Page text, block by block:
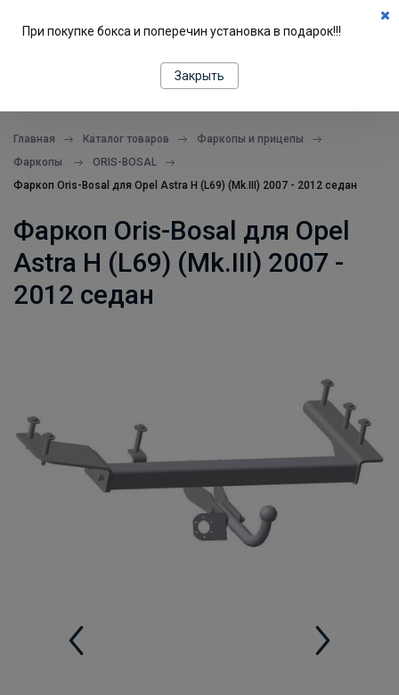
Главная Каталог товаров
Фаркопы и прицепы
Фаркопы
ORIS-BOSAL
Фаркоп Oris-Bosal для Opel Astra Н (L69) (Mk.III) 2007 - 2012 седан
Фаркоп Oris-Bosal для Opel
Astra Н (L69) (Mk.III) 2007 -
2012 седан
При покупке бокса и поперечин установка в подарок!!!
Закрыть